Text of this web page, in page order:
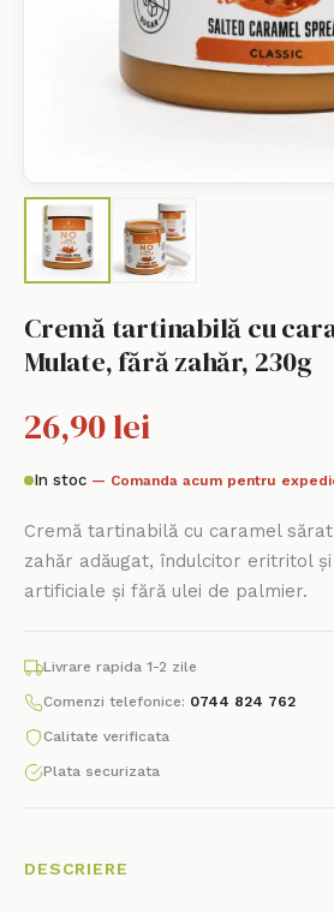
Cremă tartinabilă cu
Mulate, fără zahăr, 230g
26,90 lei
In stoc — Comanda acum pentru
Cremă tartinabilă cu caramel
zahăr adăugat, îndulcitor eritritol
artificiale și fără ulei de palmier.
Livrare rapida 1-2 zile
Comenzi telefonice: 0744 824 762
Calitate verificata
Plata securizata
DESCRIERE